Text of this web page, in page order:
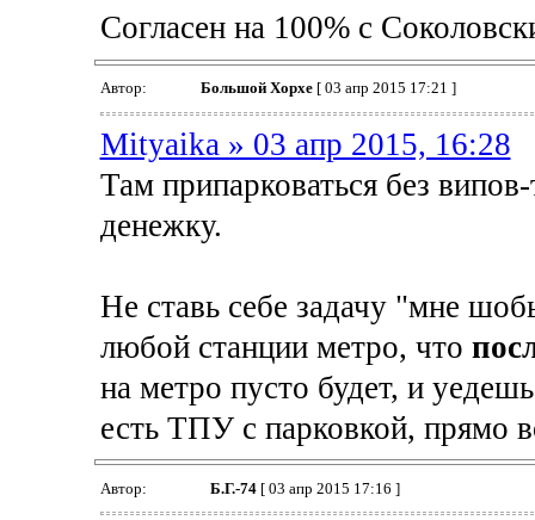
Согласен на 100% с
Автор: Большой Хорхе[ 03 апр 2015 17:21 ]
Mityaika » 03 апр 2015, 16:28
Там припарковаться без
денежку.
Не ставь себе задачу "мне
любой станции метро, что
на метро пусто будет, и
есть ТПУ с парковкой, прямо
Автор: Б.Г.-74[ 03 апр 2015 17:16 ]